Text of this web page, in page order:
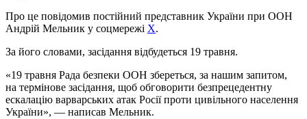
Про це повідомив постійний представник України при ООН
Андрій Мельник у соцмережі X.
За його словами, засідання відбудеться 19 травня.
«19 травня Рада безпеки ООН збереться, за нашим запитом,
на термінове засідання, щоб обговорити безпрецедентну
ескалацію варварських атак Росії проти цивільного населення
України», — написав Мельник.